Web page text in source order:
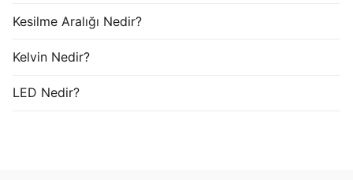
Kesilme Aralığı Nedir?
Kelvin Nedir?
LED Nedir?